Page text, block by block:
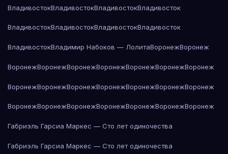
ВладивостокВладивостокВладивостокВладивосток
ВладивостокВладивостокВладивостокВладивосток
ВладивостокВладимир Набоков — ЛолитаВоронежВоронеж
ВоронежВоронежВоронежВоронежВоронежВоронежВоронеж
ВоронежВоронежВоронежВоронежВоронежВоронежВоронеж
ВоронежВоронежВоронежВоронежВоронежВоронежВоронеж
Габриэль Гарсиа Маркес — Сто лет одиночества
Габриэль Гарсиа Маркес — Сто лет одиночества